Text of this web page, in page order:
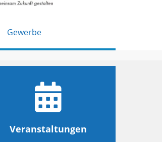
Gewerbe
Veranstaltungen